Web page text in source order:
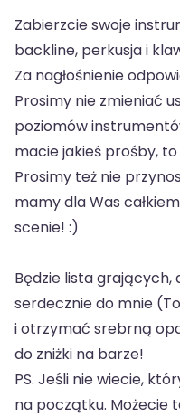
Zabierzcie swoje
backline, perkusja i
Za nagłośnienie
Prosimy nie zmieniać
poziomów
macie jakieś prośby,
Prosimy też nie
mamy dla Was
scenie! :)
Będzie lista
serdecznie do mnie
i otrzymać srebrną
do zniżki na barze!
PS. Jeśli nie wiecie,
na początku. Możecie